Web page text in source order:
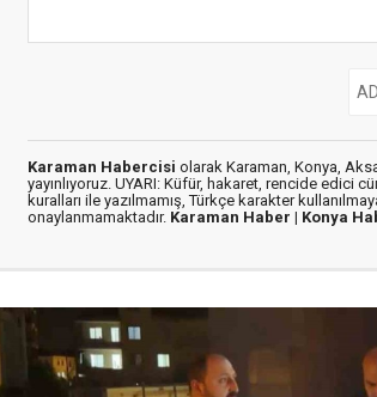
Karaman Habercisi olarak Karaman, Konya,
yayınlıyoruz. UYARI: Küfür, hakaret, rencide edici
kuralları ile yazılmamış, Türkçe karakter
onaylanmamaktadır. Karaman Haber | Konya